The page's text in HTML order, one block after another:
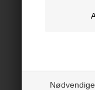
Nødvendige